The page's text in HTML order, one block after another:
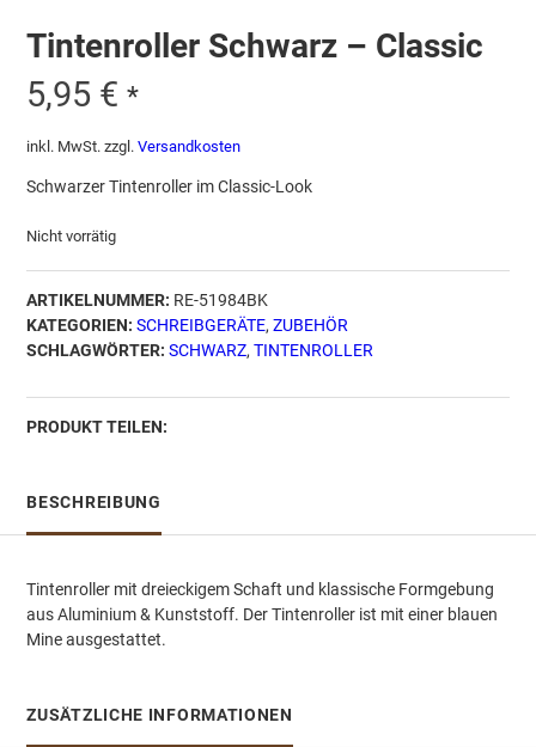
Tintenroller Schwarz – Classic
5,95 € *
inkl. MwSt. zzgl.Versandkosten
Schwarzer Tintenroller im Classic-Look
Nicht vorrätig
ARTIKELNUMMER: RE-51984BK
KATEGORIEN: SCHREIBGERÄTE,ZUBEHÖR
SCHLAGWÖRTER: SCHWARZ,TINTENROLLER
PRODUKT TEILEN:
BESCHREIBUNG
Tintenroller mit dreieckigem Schaft und klassische Formgebung
aus Aluminium & Kunststoff. Der Tintenroller ist mit einer blauen
Mine ausgestattet.
ZUSÄTZLICHE INFORMATIONEN